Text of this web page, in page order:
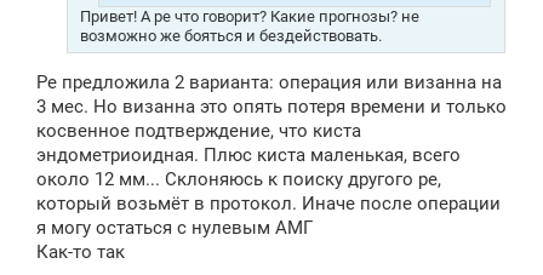
Привет! А ре что говорит? Какие прогнозы? не
возможно же бояться и бездействовать.
Ре предложила 2 варианта: операция или визанна на
3 мес. Но визанна это опять потеря времени и только
косвенное подтверждение, что киста
эндометриоидная. Плюс киста маленькая, всего
около 12 мм... Склоняюсь к поиску другого ре,
который возьмёт в протокол. Иначе после операции
я могу остаться с нулевым АМГ
Как-то так